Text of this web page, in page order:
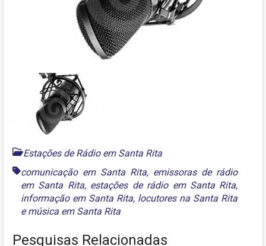
Estações de Rádio em Santa Rita
comunicação em Santa Rita, emissoras de rádio
em Santa Rita, estações de rádio em Santa Rita,
informação em Santa Rita, locutores na Santa Rita
emúsica em Santa Rita
Pesquisas Relacionadas